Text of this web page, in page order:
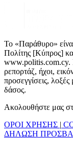
Το «Παράθυρο»
Πολίτης [Κύπρος]
www.politis.com.cy.
ρεπορτάζ, ήχοι,
προσεγγίσεις,
δάσος.
Ακολουθήστε μας
ΟΡΟΙ ΧΡΗΣΗΣ |
ΔΗΛΩΣΗ